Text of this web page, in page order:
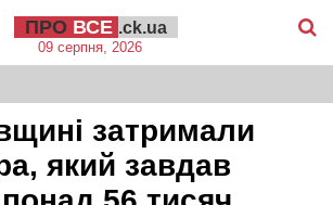
ПРО ВСЕ .ck.ua
09 серпня, 2026
затримали
який завдав